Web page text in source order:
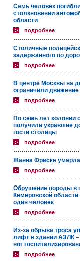
Семь человек
столкновении
области
подробнее
Столичные
задержанного по
подробнее
В центре Москвы на
ограничили движение
подробнее
По семь лет колонии
получили укравшие
гости столицы
подробнее
Жанна Фриске умерла
подробнее
Обрушение породы в
Кемеровской
один человек
подробнее
Из-за обрыва троса
лифт в здании АЗЛК
ног
подробнее